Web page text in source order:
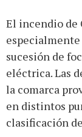
El incendio de
sucesión de
eléctrica. Las
la comarca
en distintos
clasificación